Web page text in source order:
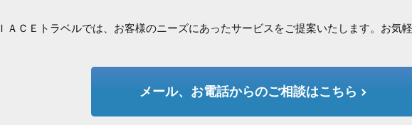
ＩＡＣＥトラベルでは、お客様のニーズにあったサービスをご提案いたします。お気
メール、お電話からのご相談はこちら